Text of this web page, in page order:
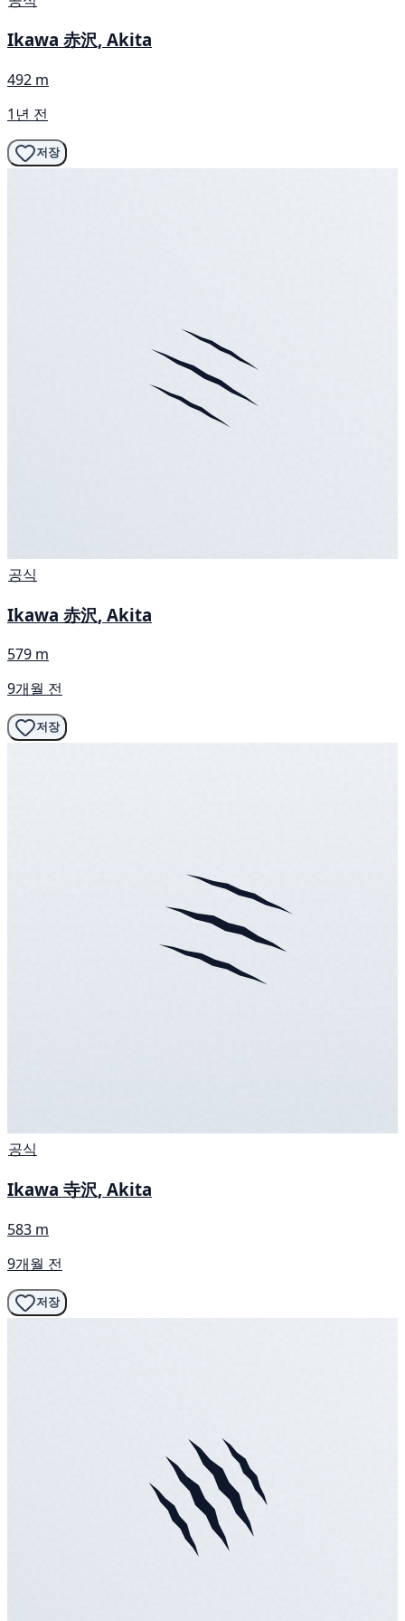
Ikawa 赤沢, Akita
492 m
1년 전
저장
공식
Ikawa 赤沢, Akita
579 m
9개월 전
저장
공식
Ikawa 寺沢, Akita
583 m
9개월 전
저장